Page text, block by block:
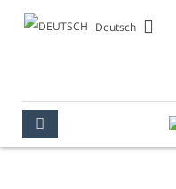
Deutsch